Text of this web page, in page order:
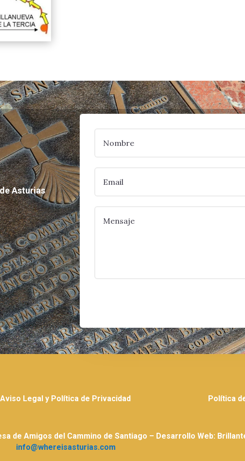
Asturias
Aviso Legal y Política de Privacidad Política
de Amigos del Cammino de Santiago – Desarrollo Web:
info@whereisasturias.com